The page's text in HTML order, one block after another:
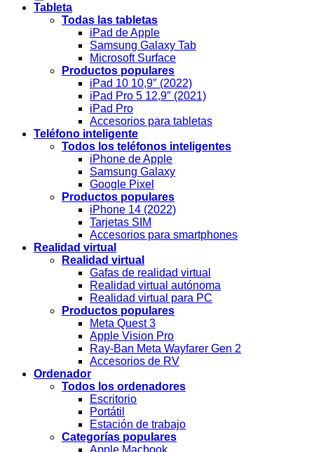
Tableta
Todas las tabletas
iPad de Apple
Samsung Galaxy Tab
Microsoft Surface
Productos populares
iPad 10 10,9″ (2022)
iPad Pro 5 12,9″ (2021)
iPad Pro
Accesorios para tabletas
Teléfono inteligente
Todos los teléfonos inteligentes
iPhone de Apple
Samsung Galaxy
Google Pixel
Productos populares
iPhone 14 (2022)
Tarjetas SIM
Accesorios para smartphones
Realidad virtual
Realidad virtual
Gafas de realidad virtual
Realidad virtual autónoma
Realidad virtual para PC
Productos populares
Meta Quest 3
Apple Vision Pro
Ray-Ban Meta Wayfarer Gen 2
Accesorios de RV
Ordenador
Todos los ordenadores
Escritorio
Portátil
Estación de trabajo
Categorías populares
Apple Macbook